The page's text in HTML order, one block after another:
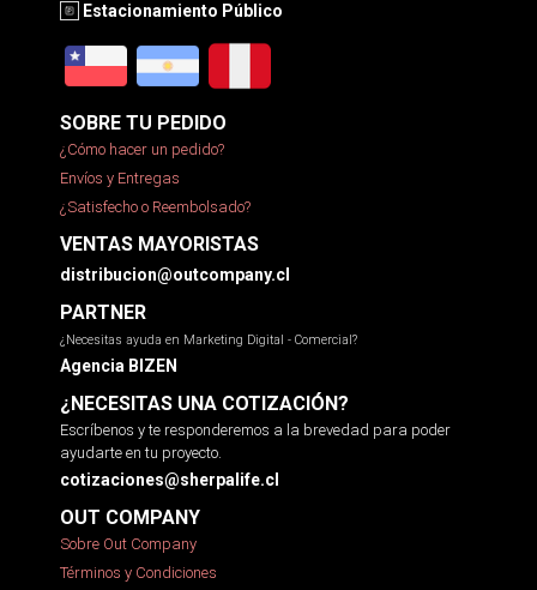
Estacionamiento Público
SOBRE TU PEDIDO
¿Cómo hacer un pedido?
Envíos y Entregas
¿Satisfecho o Reembolsado?
VENTAS MAYORISTAS
distribucion@outcompany.cl
PARTNER
¿Necesitas ayuda en Marketing Digital - Comercial?
Agencia BIZEN
¿NECESITAS UNA COTIZACIÓN?
Escríbenos y te responderemos a la brevedad para poder
ayudarte en tu proyecto.
cotizaciones@sherpalife.cl
OUT COMPANY
Sobre Out Company
Términos y Condiciones